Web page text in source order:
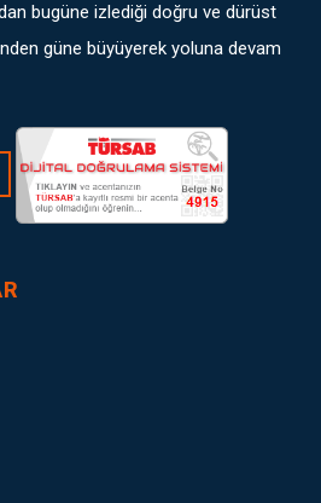
bugüne izlediği doğru ve dürüst
güne büyüyerek yoluna devam